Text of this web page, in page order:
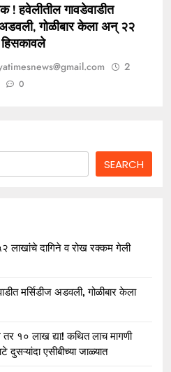
! हवेलीतील गावडेवाडीत
गोळीबार केला अन् २२
2
0
SEARCH
लाखांचे दागिने व रोख रक्कम गेली
मर्सिडीज अडवली, गोळीबार केला
१० लाख द्या! कथित लाच मागणी
एसीबीच्या जाळ्यात